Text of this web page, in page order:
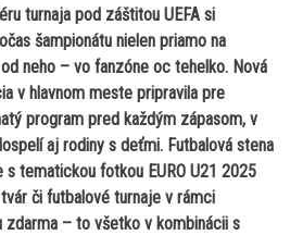
turnaja pod záštitou UEFA si
šampionátu nielen priamo na
neho – vo fanzóne oc tehelko. Nová
v hlavnom meste pripravila pre
program pred každým zápasom, v
aj rodiny s deťmi. Futbalová stena
s tematickou fotkou EURO U21 2025
či futbalové turnaje v rámci
zdarma – to všetko v kombinácii s